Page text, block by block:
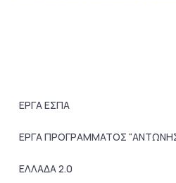
ΕΡΓΑ ΕΣΠΑ
ΕΡΓΑ ΠΡΟΓΡΑΜΜΑΤΟΣ
ΕΛΛΑΔΑ 2.0